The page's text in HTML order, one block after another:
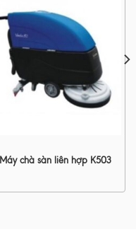
Máy chà sàn liên hợp K503